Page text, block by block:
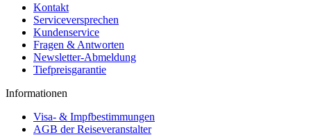
Kontakt
Serviceversprechen
Kundenservice
Fragen & Antworten
Newsletter-Abmeldung
Tiefpreisgarantie
Informationen
Visa- & Impfbestimmungen
AGB der Reiseveranstalter